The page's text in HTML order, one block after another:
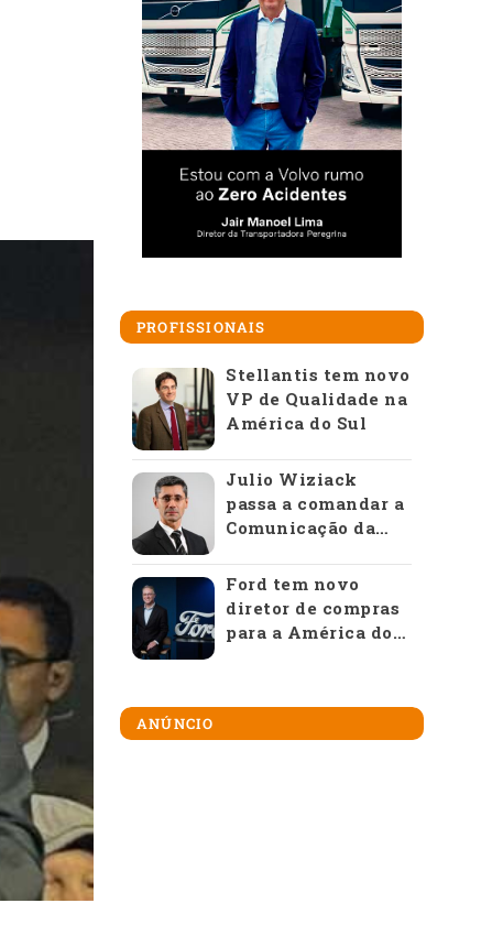
PROFISSIONAIS
Stellantis tem novo
VP de Qualidade na
América do Sul
Julio Wiziack
passa a comandar a
Comunicação da
Ford tem novo
diretor de compras
para a América do
ANÚNCIO